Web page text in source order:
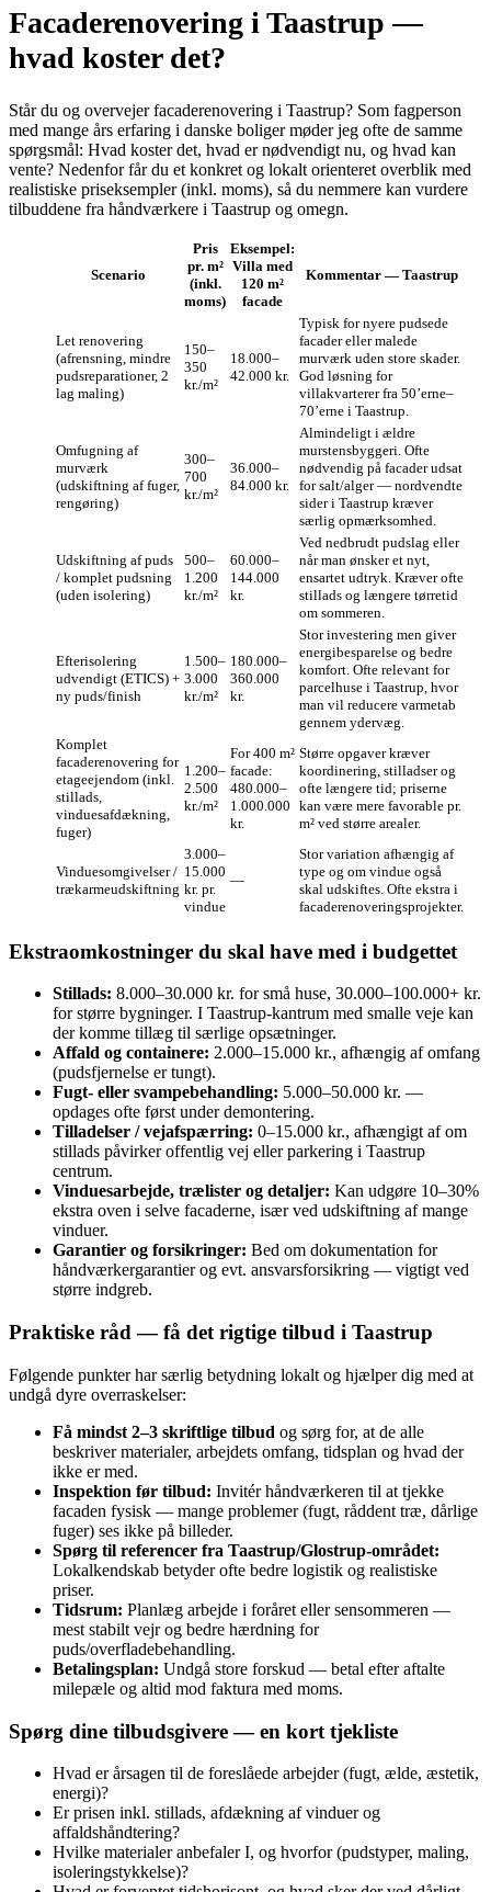
Facaderenovering i Taastrup —
hvad koster det?
Står du og overvejer facaderenovering i Taastrup? Som fagperson
med mange års erfaring i danske boliger møder jeg ofte de samme
spørgsmål: Hvad koster det, hvad er nødvendigt nu, og hvad kan
vente? Nedenfor får du et konkret og lokalt orienteret overblik med
realistiske priseksempler (inkl. moms), så du nemmere kan vurdere
tilbuddene fra håndværkere i Taastrup og omegn.
Scenario
Pris
pr. m²
(inkl.
moms)
Eksempel:
Villa med
120 m²
facade
Kommentar — Taastrup
Let renovering
(afrensning, mindre
pudsreparationer, 2
lag maling)
150–
350
kr./m²
18.000–
42.000 kr.
Typisk for nyere pudsede
facader eller malede
murværk uden store skader.
God løsning for
villakvarterer fra 50’erne–
70’erne i Taastrup.
Omfugning af
murværk
(udskiftning af fuger,
rengøring)
300–
700
kr./m²
36.000–
84.000 kr.
Almindeligt i ældre
murstensbyggeri. Ofte
nødvendig på facader udsat
for salt/alger — nordvendte
sider i Taastrup kræver
særlig opmærksomhed.
Udskiftning af puds
/ komplet pudsning
(uden isolering)
500–
1.200
kr./m²
60.000–
144.000
kr.
Ved nedbrudt pudslag eller
når man ønsker et nyt,
ensartet udtryk. Kræver ofte
stillads og længere tørretid
om sommeren.
Efterisolering
udvendigt (ETICS) +
ny puds/finish
1.500–
3.000
kr./m²
180.000–
360.000
kr.
Stor investering men giver
energibesparelse og bedre
komfort. Ofte relevant for
parcelhuse i Taastrup, hvor
man vil reducere varmetab
gennem ydervæg.
Komplet
facaderenovering for
etageejendom (inkl.
stillads,
vinduesafdækning,
fuger)
1.200–
2.500
kr./m²
For 400 m²
facade:
480.000–
1.000.000
kr.
Større opgaver kræver
koordinering, stilladser og
ofte længere tid; priserne
kan være mere favorable pr.
m² ved større arealer.
Vinduesomgivelser /
trækarmeudskiftning
3.000–
15.000
kr. pr.
vindue
—
Stor variation afhængig af
type og om vindue også
skal udskiftes. Ofte ekstra i
facaderenoveringsprojekter.
Ekstraomkostninger du skal have med i budgettet
Stillads: 8.000–30.000 kr. for små huse, 30.000–100.000+ kr.
for større bygninger. I Taastrup-kantrum med smalle veje kan
der komme tillæg til særlige opsætninger.
Affald og containere: 2.000–15.000 kr., afhængig af omfang
(pudsfjernelse er tungt).
Fugt- eller svampebehandling: 5.000–50.000 kr. —
opdages ofte først under demontering.
Tilladelser / vejafspærring: 0–15.000 kr., afhængigt af om
stillads påvirker offentlig vej eller parkering i Taastrup
centrum.
Vinduesarbejde, trælister og detaljer: Kan udgøre 10–30%
ekstra oven i selve facaderne, især ved udskiftning af mange
vinduer.
Garantier og forsikringer: Bed om dokumentation for
håndværkergarantier og evt. ansvarsforsikring — vigtigt ved
større indgreb.
Praktiske råd — få det rigtige tilbud i Taastrup
Følgende punkter har særlig betydning lokalt og hjælper dig med at
undgå dyre overraskelser:
Få mindst 2–3 skriftlige tilbud og sørg for, at de alle
beskriver materialer, arbejdets omfang, tidsplan og hvad der
ikke er med.
Inspektion før tilbud: Invitér håndværkeren til at tjekke
facaden fysisk — mange problemer (fugt, råddent træ, dårlige
fuger) ses ikke på billeder.
Spørg til referencer fra Taastrup/Glostrup-området:
Lokalkendskab betyder ofte bedre logistik og realistiske
priser.
Tidsrum: Planlæg arbejde i foråret eller sensommeren —
mest stabilt vejr og bedre hærdning for
puds/overfladebehandling.
Betalingsplan: Undgå store forskud — betal efter aftalte
milepæle og altid mod faktura med moms.
Spørg dine tilbudsgivere — en kort tjekliste
Hvad er årsagen til de foreslåede arbejder (fugt, ælde, æstetik,
energi)?
Er prisen inkl. stillads, afdækning af vinduer og
affaldshåndtering?
Hvilke materialer anbefaler I, og hvorfor (pudstyper, maling,
isoleringstykkelse)?